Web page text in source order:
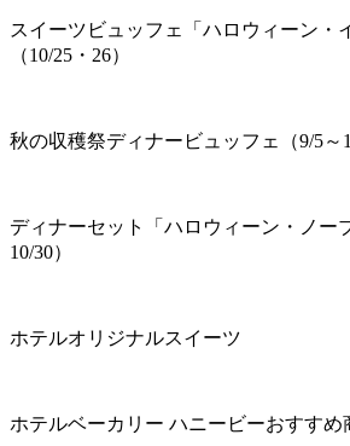
スイーツビュッフェ「ハロウィーン・
（10/25・26）
秋の収穫祭ディナービュッフェ（9/5～
ディナーセット「ハロウィーン・ノー
10/30）
ホテルオリジナルスイーツ
ホテルベーカリー ハニービーおすすめ